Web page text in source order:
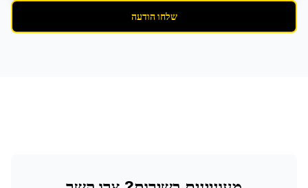
שלחו הודעה